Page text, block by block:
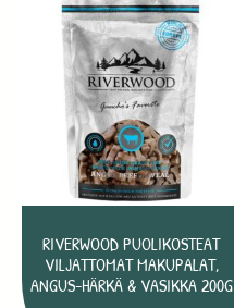
RIVERWOOD PUOLIKOSTEAT
VILJATTOMAT MAKUPALAT,
ANGUS-HÄRKÄ & VASIKKA 200G